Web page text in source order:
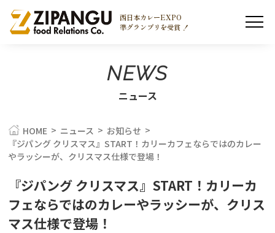
西日本カレーEXPO
準グランプリを受賞 ！
NEWS
ニュース
HOME > ニュース > お知らせ >
『ジパング クリスマス』START！カリーカフェならではのカレー
やラッシーが、クリスマス仕様で登場！
『ジパング クリスマス』START！カリーカ
フェならではのカレーやラッシーが、クリス
マス仕様で登場！